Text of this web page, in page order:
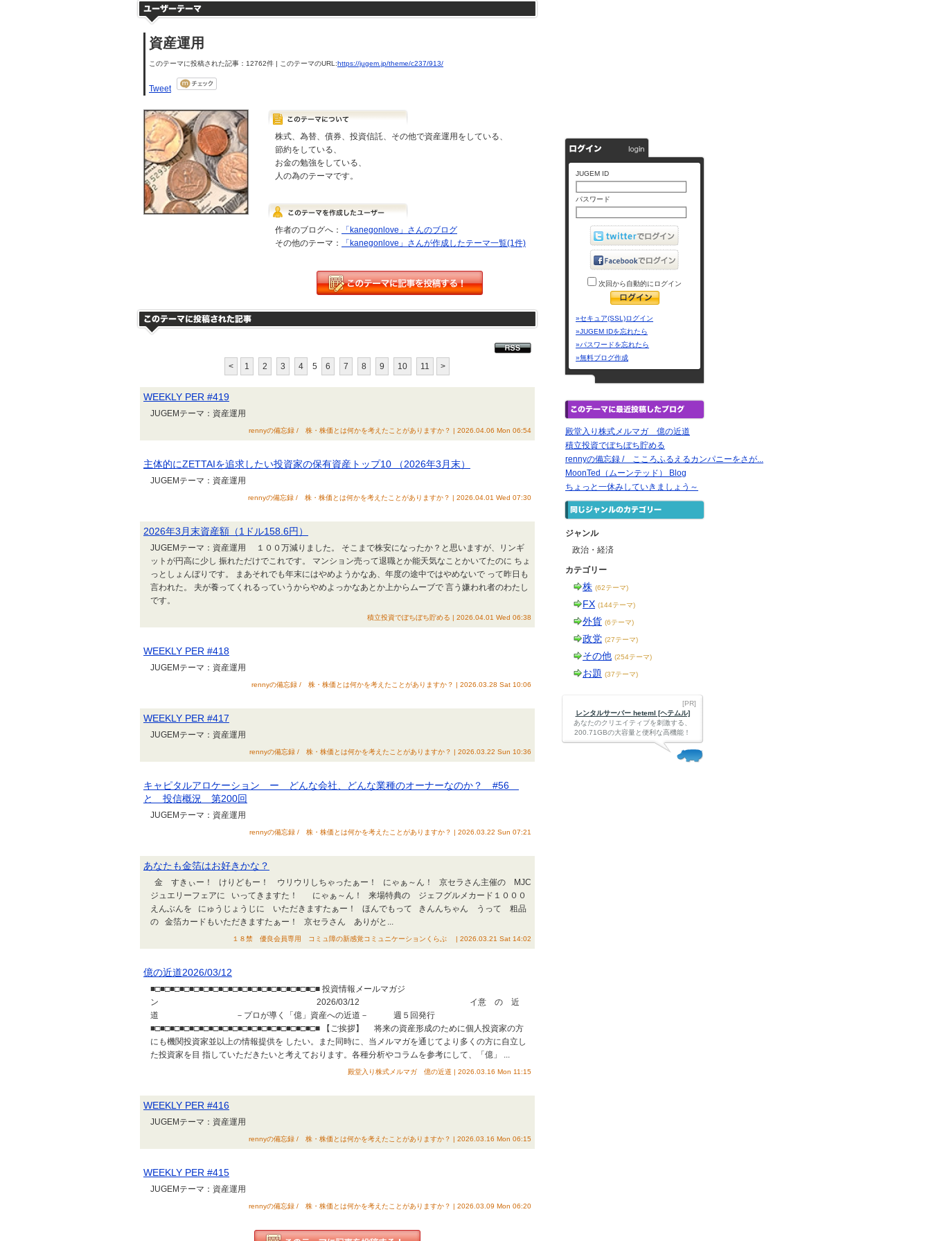
資産運用
このテーマに投稿された記事：12762件 | このテーマのURL:https://jugem.jp/theme/c237/913/
Tweet
株式、為替、債券、投資信託、その他で資産運用をしている、
節約をしている、
お金の勉強をしている、
人の為のテーマです。
作者のブログへ：
「kanegonlove」さんのブログ
その他のテーマ：
「kanegonlove」さんが作成したテーマ一覧(1件)
< 1 2 3 4 5 6 7 8 9 10 11 >
WEEKLY PER #419
JUGEMテーマ：資産運用
rennyの備忘録 / 株・株価とは何かを考えたことがありますか？ | 2026.04.06 Mon 06:54
主体的にZETTAIを追求したい投資家の保有資産トップ10 （2026年3月末）
JUGEMテーマ：資産運用
rennyの備忘録 / 株・株価とは何かを考えたことがありますか？ | 2026.04.01 Wed 07:30
2026年3月末資産額（1ドル158.6円）
JUGEMテーマ：資産運用 １００万減りました。 そこまで株安になったか？と思いますが、リンギ
ットが円高に少し 振れただけでこれです。 マンション売って退職とか能天気なことかいてたのに ちょ
っとしょんぼりです。 まあそれでも年末にはやめようかなあ、年度の途中ではやめないで って昨日も
言われた。 夫が養ってくれるっていうからやめよっかなあとか上からムーブで 言う嫌われ者のわたし
です。
積立投資でぼちぼち貯める | 2026.04.01 Wed 06:38
WEEKLY PER #418
JUGEMテーマ：資産運用
rennyの備忘録 / 株・株価とは何かを考えたことがありますか？ | 2026.03.28 Sat 10:06
WEEKLY PER #417
JUGEMテーマ：資産運用
rennyの備忘録 / 株・株価とは何かを考えたことがありますか？ | 2026.03.22 Sun 10:36
キャピタルアロケーション ー どんな会社、どんな業種のオーナーなのか？ #56
と 投信概況 第200回
JUGEMテーマ：資産運用
rennyの備忘録 / 株・株価とは何かを考えたことがありますか？ | 2026.03.22 Sun 07:21
あなたも金箔はお好きかな？
金 すきぃー！ けりどもー！ ウリウリしちゃったぁー！ にゃぁ～ん！ 京セラさん主催の MJC
ジュエリーフェアに いってきますた！ にゃぁ～ん！ 来場特典の ジェフグルメカード１０００
えんぶんを にゅうじょうじに いただきますたぁー！ ほんでもって きんんちゃん うって 粗品
の 金箔カードもいただきますたぁー！ 京セラさん ありがと...
１８禁 優良会員専用 コミュ障の新感覚コミュニケーションくらぶ | 2026.03.21 Sat 14:02
億の近道2026/03/12
■□■□■□■□■□■□■□■□■□■□■□■□■□■□■□■□■□■ 投資情報メールマガジ
ン 2026/03/12 イ意 の 近
道 －プロが導く「億」資産への近道－ 週５回発行
■□■□■□■□■□■□■□■□■□■□■□■□■□■□■□■□■□■ 【ご挨拶】 将来の資産形成のために個人投資家の方
にも機関投資家並以上の情報提供を したい。また同時に、当メルマガを通じてより多くの方に自立し
た投資家を目 指していただきたいと考えております。各種分析やコラムを参考にして、「億」 ...
殿堂入り株式メルマガ 億の近道 | 2026.03.16 Mon 11:15
WEEKLY PER #416
JUGEMテーマ：資産運用
rennyの備忘録 / 株・株価とは何かを考えたことがありますか？ | 2026.03.16 Mon 06:15
WEEKLY PER #415
JUGEMテーマ：資産運用
rennyの備忘録 / 株・株価とは何かを考えたことがありますか？ | 2026.03.09 Mon 06:20
JUGEM ID
パスワード
次回から自動的にログイン
»セキュア(SSL)ログイン
»JUGEM IDを忘れたら
»パスワードを忘れたら
»無料ブログ作成
殿堂入り株式メルマガ 億の近道
積立投資でぼちぼち貯める
rennyの備忘録 / こころふるえるカンパニーをさが...
MoonTed（ムーンテッド） Blog
ちょっと一休みしていきましょう～
ジャンル
政治・経済
カテゴリー
株 (62テーマ)
FX (144テーマ)
外貨 (6テーマ)
政党 (27テーマ)
その他 (254テーマ)
お題 (37テーマ)
[PR]
レンタルサーバー heteml [ヘテムル]
あなたのクリエイティブを刺激する、
200.71GBの大容量と便利な高機能！